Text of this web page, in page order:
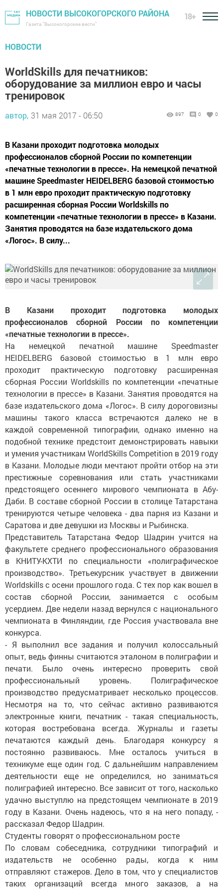
НОВОСТИ ВЫСОКОГОРСКОГО РАЙОНА
Газета "Высокогорские вести"
18+
НОВОСТИ
WorldSkills для печатников:
оборудование за миллион евро и часы
тренировок
автор, 31 мая 2017 - 06:50 897 0 0
В Казани проходит подготовка молодых
профессионалов сборной России по компетенции
«печатные технологии в прессе». На немецкой печатной
машине Speedmaster HEIDELBERG базовой стоимостью
в 1 млн евро проходит практическую подготовку
расширенная сборная России Worldskills по
компетенции «печатные технологии в прессе» в Казани.
Занятия проводятся на базе издательского дома
«Логос». В силу...
В Казани проходит подготовка молодых
профессионалов сборной России по компетенции
«печатные технологии в прессе».
На немецкой печатной машине Speedmaster
HEIDELBERG базовой стоимостью в 1 млн евро
проходит практическую подготовку расширенная
сборная России Worldskills по компетенции «печатные
технологии в прессе» в Казани. Занятия проводятся на
базе издательского дома «Логос». В силу дороговизны
машины такого класса встречаются далеко не в
каждой современной типографии, однако именно на
подобной технике предстоит демонстрировать навыки
и умения участникам WorldSkills Competition в 2019 году
в Казани. Молодые люди мечтают пройти отбор на эти
престижные соревнования или стать участниками
предстоящего осеннего мирового чемпионата в Абу-
Даби. В составе сборной России в столице Татарстана
тренируются четыре человека - два парня из Казани и
Саратова и две девушки из Москвы и Рыбинска.
Представитель Татарстана Федор Шадрин учится на
факультете среднего профессионального образования
в КНИТУ-КХТИ по специальности «полиграфическое
производство». Третьекурсник участвует в движении
Worldskills с осени прошлого года. С тех пор как вошел в
состав сборной России, занимается с особым
усердием. Две недели назад вернулся с национального
чемпионата в Финляндии, где Россия участвовала вне
конкурса.
- Я выполнил все задания и получил колоссальный
опыт, ведь финны считаются эталоном в полиграфии и
печати. Было очень интересно проверить свой
профессиональный уровень. Полиграфическое
производство предусматривает несколько процессов.
Несмотря на то, что сейчас активно развиваются
электронные книги, печатник - такая специальность,
которая востребована всегда. Журналы и газеты
печатаются каждый день. Благодаря конкурсу я
постоянно развиваюсь. Мне осталось учиться в
техникуме еще один год. С дальнейшим направлением
деятельности еще не определился, но заниматься
полиграфией интересно. Все зависит от того, насколько
удачно выступлю на предстоящем чемпионате в 2019
году в Казани. Очень надеюсь, что я на него попаду, -
рассказал Федор Шадрин.
Студенты говорят о профессиональном росте
По словам собеседника, сотрудники типографий и
издательств не особенно рады, когда к ним
отправляют стажеров. Дело в том, что у специалистов
таких организаций всегда много заказов, а на